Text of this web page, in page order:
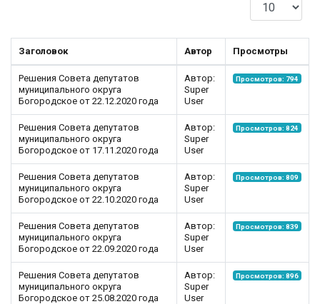
Заголовок Автор Просмотры
Решения Совета депутатов
муниципального округа
Богородское от 22.12.2020 года
Автор:
Super
User
Просмотров: 794
Решения Совета депутатов
муниципального округа
Богородское от 17.11.2020 года
Автор:
Super
User
Просмотров: 824
Решения Совета депутатов
муниципального округа
Богородское от 22.10.2020 года
Автор:
Super
User
Просмотров: 809
Решения Совета депутатов
муниципального округа
Богородское от 22.09.2020 года
Автор:
Super
User
Просмотров: 839
Решения Совета депутатов
муниципального округа
Богородское от 25.08.2020 года
Автор:
Super
User
Просмотров: 896